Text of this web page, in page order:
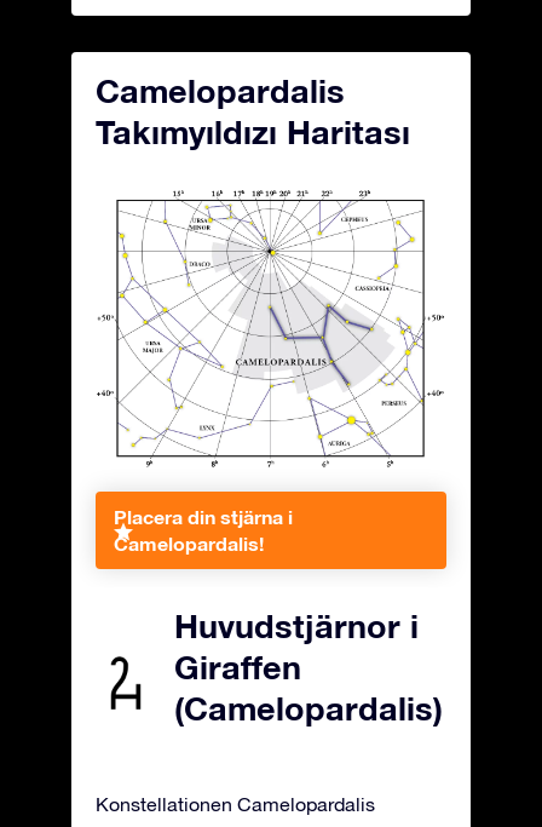
Camelopardalis
Takımyıldızı Haritası
Placera din stjärna i
Camelopardalis!
Huvudstjärnor i
Giraffen
(Camelopardalis)
Konstellationen Camelopardalis